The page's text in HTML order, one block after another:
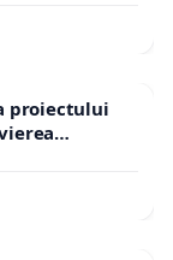
proiectului